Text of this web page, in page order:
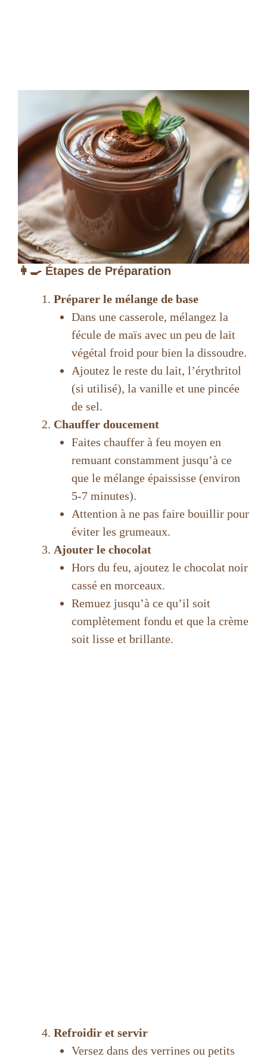
👩‍🍳 Étapes de Préparation
Préparer le mélange de base
Dans une casserole, mélangez la
fécule de maïs avec un peu de lait
végétal froid pour bien la dissoudre.
Ajoutez le reste du lait, l’érythritol
(si utilisé), la vanille et une pincée
de sel.
Chauffer doucement
Faites chauffer à feu moyen en
remuant constamment jusqu’à ce
que le mélange épaississe (environ
5-7 minutes).
Attention à ne pas faire bouillir pour
éviter les grumeaux.
Ajouter le chocolat
Hors du feu, ajoutez le chocolat noir
cassé en morceaux.
Remuez jusqu’à ce qu’il soit
complètement fondu et que la crème
soit lisse et brillante.
Refroidir et servir
Versez dans des verrines ou petits